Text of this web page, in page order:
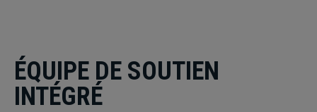
ÉQUIPE DE SOUTIEN
INTÉGRÉ